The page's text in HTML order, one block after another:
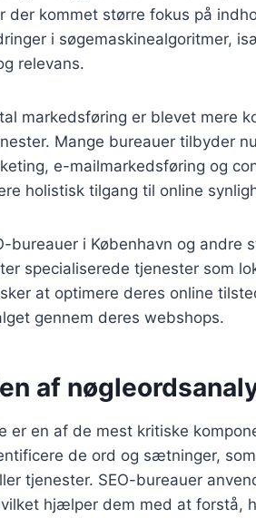
der kommet større fokus på
i søgemaskinealgoritmer,
relevans.
markedsføring er blevet mere
Mange bureauer tilbyder
e-mailmarkedsføring og
holistisk tilgang til online
bureauer i København og andre
specialiserede tjenester som
at optimere deres online
gennem deres webshops.
af
er en af de mest kritiske
de ord og sætninger,
tjenester. SEO-bureauer
hjælper dem med at forstå,